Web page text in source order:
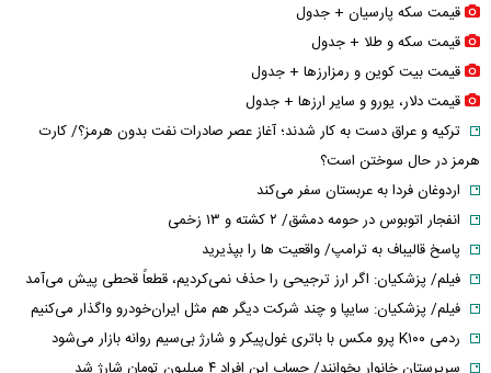
قیمت سکه پارسیان + جدول
قیمت سکه و طلا + جدول
قیمت بیت کوین و رمزارز‌ها + جدول
قیمت دلار، یورو و سایر ارز‌ها + جدول
ترکیه و عراق دست به کار شدند؛ آغاز عصر صادرات نفت بدون هرمز؟/ کارت
هرمز در حال سوختن است؟
اردوغان فردا به عربستان سفر می‌کند
انفجار اتوبوس در حومه دمشق/ ۲ کشته و ۱۳ زخمی
پاسخ قالیباف به ترامپ/ واقعیت ها را بپذیرید
فیلم/ پزشکیان: اگر ارز ترجیحی را حذف نمی‌کردیم، قطعاً قحطی پیش می‌آمد
فیلم/ پزشکیان: سایپا و چند شرکت دیگر هم مثل ایران‌خودرو واگذار می‌کنیم
ردمی K۱۰۰ پرو مکس با باتری غول‌پیکر و شارژ بی‌سیم روانه بازار می‌شود